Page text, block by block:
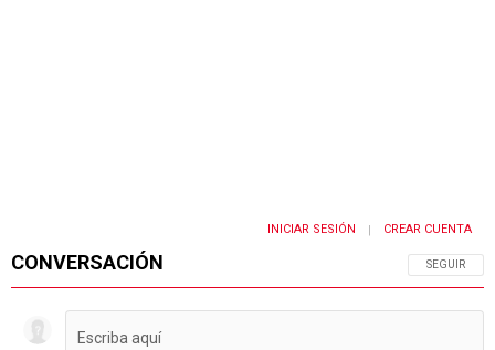
CONVERSACIÓN SIGA ESTA
SEGUIR
INICIAR SESIÓN | CREAR CUENTA